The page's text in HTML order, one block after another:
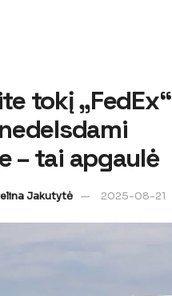
tokį „FedEx“
– tai apgaulė
Jakutytė 2025-08-21